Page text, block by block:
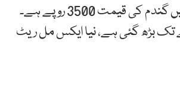
راولپنڈی میں گندم کی فی من قیمت 3700 روپے ہو گئی ہے جبکہ لاہورمیں گندم کی قیمت 3500 روپے ہے۔
اور لاہور میں 15 کلو آٹے کے تھیلے کی قیمت 150 روپے تک بڑھ گئی ہے، نیا ایکس مل ریٹ